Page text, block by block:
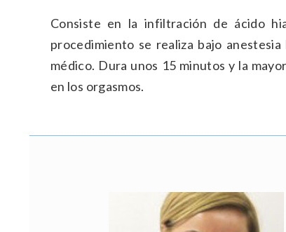
Consiste en la infiltración de ácido
procedimiento se realiza bajo
médico. Dura unos 15 minutos y la
en los orgasmos.